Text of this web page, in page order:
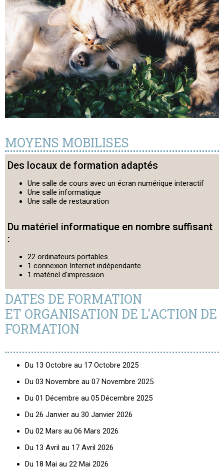
MOYENS MOBILISES
Des locaux de formation adaptés
Une salle de cours avec un écran numérique interactif
Une salle informatique
Une salle de restauration
Du matériel informatique en nombre suffisant
:
22 ordinateurs portables
1 connexion Internet indépendante
1 matériel d'impression
DATES DE FORMATION
ET ORGANISATION DE L'ACTION DE
FORMATION
Du 13 Octobre au 17 Octobre 2025
Du 03 Novembre au 07 Novembre 2025
Du 01 Décembre au 05 Décembre 2025
Du 26 Janvier au 30 Janvier 2026
Du 02 Mars au 06 Mars 2026
Du 13 Avril au 17 Avril 2026
Du 18 Mai au 22 Mai 2026